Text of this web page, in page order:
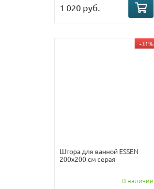
1 020 руб.
-31%
Штора для ванной ESSEN
200х200 см серая
В наличии